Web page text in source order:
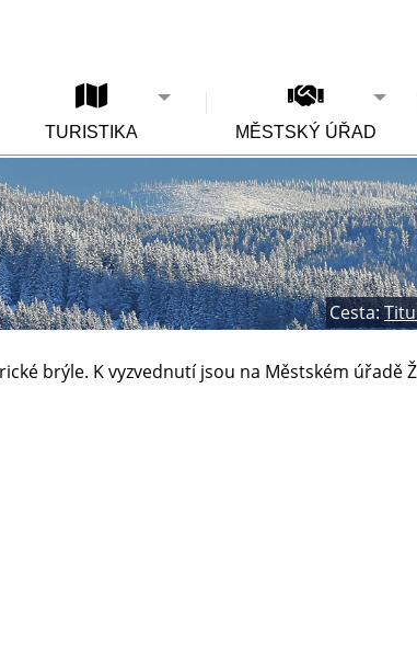
TURISTIKA MĚSTSKÝ ÚŘAD
Cesta:
brýle. K vyzvednutí jsou na Městském úřadě